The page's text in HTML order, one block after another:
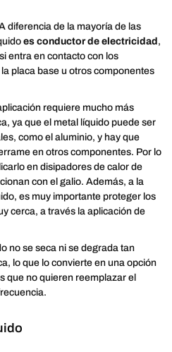
diferencia de la mayoría de las
es conductor de electricidad ,
entra en contacto con los
placa base u otros componentes
requiere mucho más
ya que el metal líquido puede ser
como el aluminio, y hay que
en otros componentes. Por lo
en disipadores de calor de
con el galio. Además, a la
es muy importante proteger los
cerca, a través la aplicación de
no se seca ni se degrada tan
lo que lo convierte en una opción
que no quieren reemplazar el